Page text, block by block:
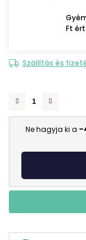
Ft
Szállítás és
Ne hagyja ki a -